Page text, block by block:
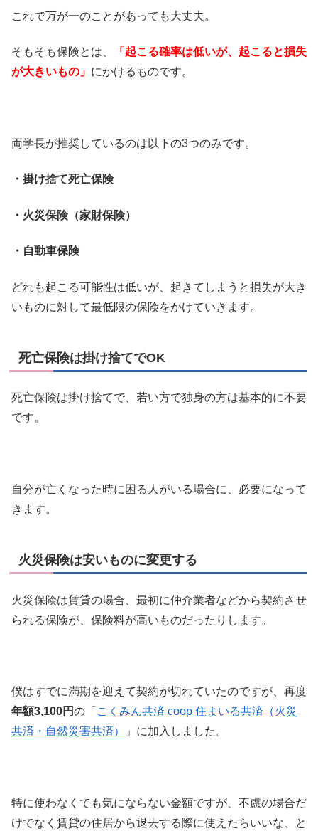
これで万が一のことがあっても大丈夫。
そもそも保険とは、
「起こる確率は低いが、起こると損失
が大きいもの」 にかけるものです。
両学長が推奨しているのは以下の3つのみです。
・掛け捨て死亡保険
・火災保険（家財保険）
・自動車保険
どれも起こる可能性は低いが、起きてしまうと損失が大き
いものに対して最低限の保険をかけていきます。
死亡保険は掛け捨てでOK
死亡保険は掛け捨てで、若い方で独身の方は基本的に不要
です。
自分が亡くなった時に困る人がいる場合に、必要になって
きます。
火災保険は安いものに変更する
火災保険は賃貸の場合、最初に仲介業者などから契約させ
られる保険が、保険料が高いものだったりします。
僕はすでに満期を迎えて契約が切れていたのですが、再度
年額3,100円の「 こくみん共済 coop 住まいる共済（火災
共済・自然災害共済）
」に加入しました。
特に使わなくても気にならない金額ですが、不慮の場合だ
けでなく賃貸の住居から退去する際に使えたらいいな、と